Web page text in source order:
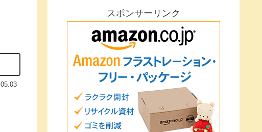
スポンサーリンク